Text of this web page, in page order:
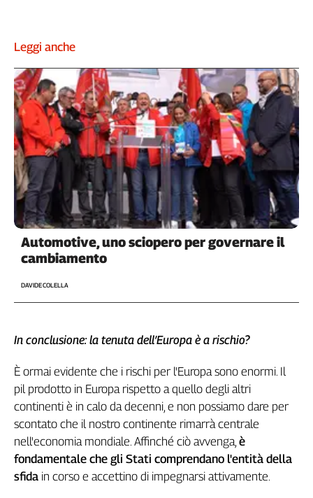
Leggi anche
Automotive, uno sciopero per governare il
cambiamento
DAVIDE COLELLA
In conclusione: la tenuta dell’Europa è a rischio?
È ormai evidente che i rischi per l'Europa sono enormi. Il
pil prodotto in Europa rispetto a quello degli altri
continenti è in calo da decenni, e non possiamo dare per
scontato che il nostro continente rimarrà centrale
nell'economia mondiale. Affinché ciò avvenga, è
fondamentale che gli Stati comprendano l'entità della
sfida in corso e accettino di impegnarsi attivamente.